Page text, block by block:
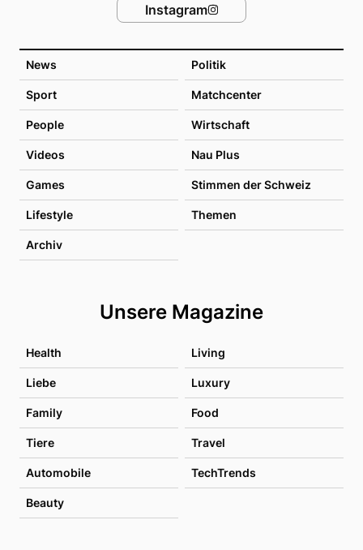
News Politik
Sport Matchcenter
People Wirtschaft
Videos Nau Plus
Games Stimmen der Schweiz
Lifestyle Themen
Archiv
Unsere Magazine
Health Living
Liebe Luxury
Family Food
Tiere Travel
Automobile TechTrends
Beauty
Instagram